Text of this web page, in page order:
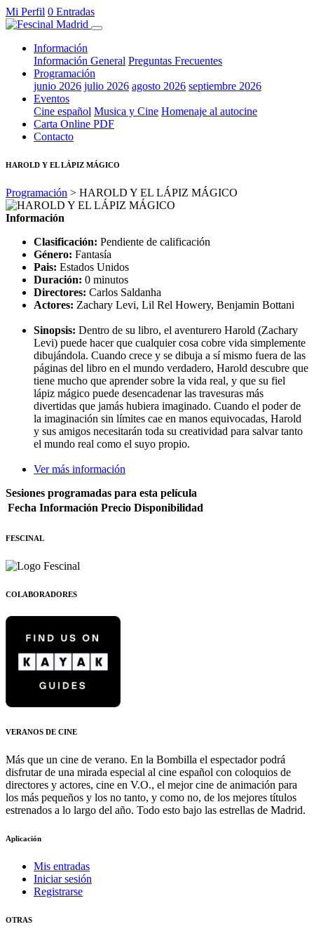
Mi Perfil 0 Entradas
Información
Información General Preguntas Frecuentes
Programación
junio 2026 julio 2026 agosto 2026 septiembre 2026
Eventos
Cine español Musica y Cine Homenaje al autocine
Carta Online PDF
Contacto
HAROLD Y EL LÁPIZ MÁGICO
Programación > HAROLD Y EL LÁPIZ MÁGICO
Información
Clasificación: Pendiente de calificación
Género: Fantasía
Pais: Estados Unidos
Duración: 0 minutos
Directores: Carlos Saldanha
Actores: Zachary Levi, Lil Rel Howery, Benjamin Bottani
Sinopsis: Dentro de su libro, el aventurero Harold (Zachary
Levi) puede hacer que cualquier cosa cobre vida simplemente
dibujándola. Cuando crece y se dibuja a sí mismo fuera de las
páginas del libro en el mundo verdadero, Harold descubre que
tiene mucho que aprender sobre la vida real, y que su fiel
lápiz mágico puede desencadenar las travesuras más
divertidas que jamás hubiera imaginado. Cuando el poder de
la imaginación sin límites cae en manos equivocadas, Harold
y sus amigos necesitarán toda su creatividad para salvar tanto
el mundo real como el suyo propio.
Ver más información
Sesiones programadas para esta película
Fecha Información Precio Disponibilidad
FESCINAL
COLABORADORES
VERANOS DE CINE
Más que un cine de verano. En la Bombilla el espectador podrá
disfrutar de una mirada especial al cine español con coloquios de
directores y actores, cine en V.O., el mejor cine de animación para
los más pequeños y los no tanto, y como no, de los mejores títulos
estrenados a lo largo del año. Todo esto bajo las estrellas de Madrid.
Aplicación
Mis entradas
Iniciar sesión
Registrarse
OTRAS